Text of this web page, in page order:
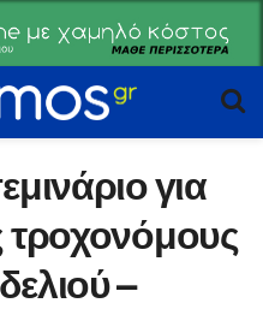
για
τροχονόμους
–